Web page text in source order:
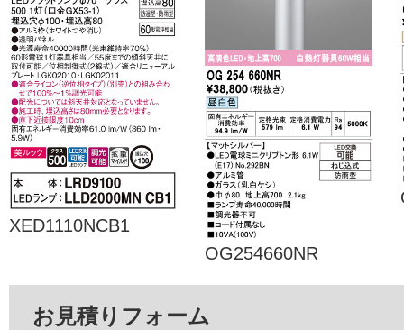
XED1110NCB1
OG254660NR
お見積りフォーム